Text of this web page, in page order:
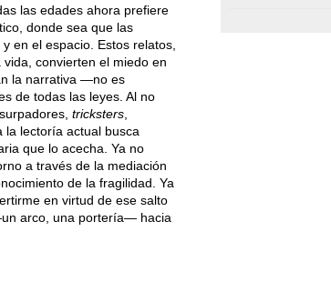
las edades ahora prefiere
donde sea que las
en el espacio. Estos relatos,
convierten el miedo en
la narrativa —no es
de todas las leyes. Al no
tricksters
la lectoría actual busca
que lo acecha. Ya no
a través de la mediación
de la fragilidad. Ya
en virtud de ese salto
arco, una portería— hacia